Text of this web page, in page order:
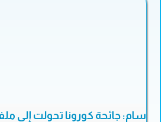
سام: جائحة كورونا تحولت إلى